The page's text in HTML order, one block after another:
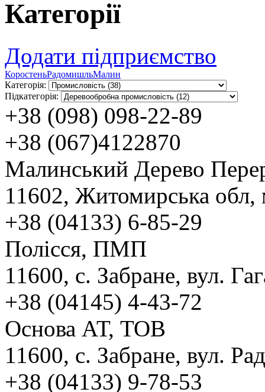
Категорії
Додати підприємство
КоростеньРадомишльМалин
Категорія:
Підкатегорія:
+38 (098) 098-22-89
+38 (067)4122870
Малинський Дерево
11602, Житомирська
+38 (04133) 6-85-29
Полісся, ПМП
11600, с. Забране, вул.
+38 (04145) 4-43-72
Основа АТ, ТОВ
11600, с. Забране, вул.
+38 (04133) 9-78-53